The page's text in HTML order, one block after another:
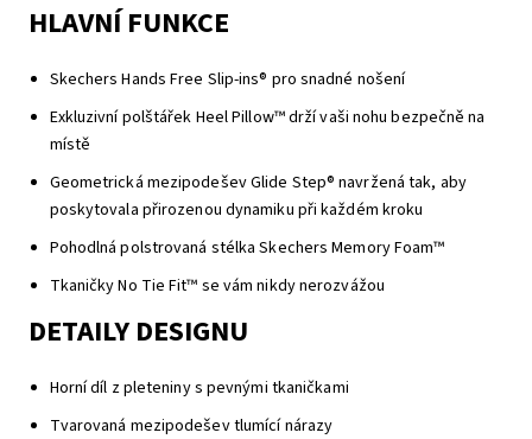
HLAVNÍ FUNKCE
Skechers Hands Free Slip-ins® pro snadné nošení
Exkluzivní polštářek Heel Pillow™ drží vaši nohu bezpečně na
místě
Geometrická mezipodešev Glide Step® navržená tak, aby
poskytovala přirozenou dynamiku při každém kroku
Pohodlná polstrovaná stélka Skechers Memory Foam™
Tkaničky No Tie Fit™ se vám nikdy nerozvážou
DETAILY DESIGNU
Horní díl z pleteniny s pevnými tkaničkami
Tvarovaná mezipodešev tlumící nárazy